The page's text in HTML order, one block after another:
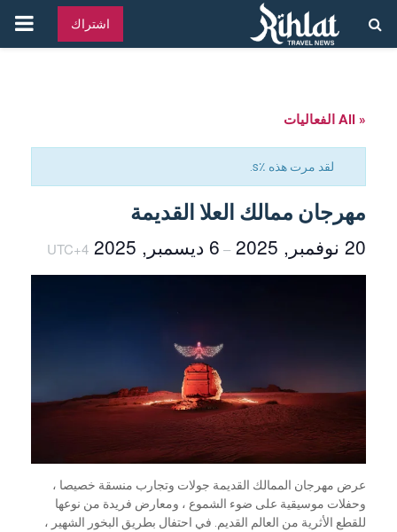
اشتراك
« All الفعاليات
لقد مرت هذه ٪s.
مهرجان ممالك العلا القديمة
20 نوفمبر, 2025 – 6 ديسمبر, 2025 UTC+4
عرض مهرجان الممالك القديمة جولات وتجارب منسقة خصيصا ،
وحفلات موسيقية على ضوء الشموع ، ومعارض فريدة من نوعها
للقطع الأثرية من العالم القديم. في احتفال بطريق البخور الشهير ،